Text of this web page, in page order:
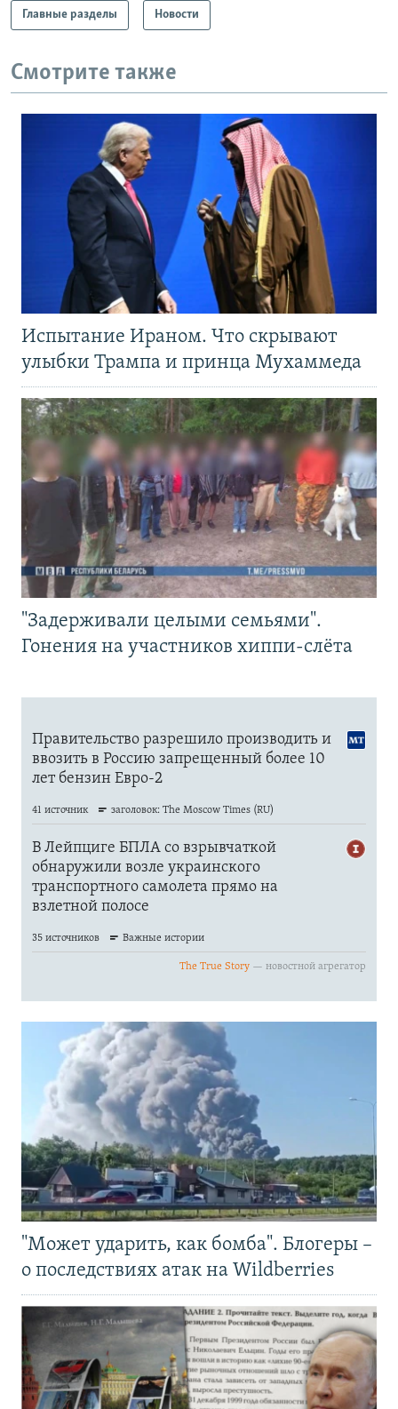
Главные разделы Новости
Смотрите также
Испытание Ираном. Что скрывают
улыбки Трампа и принца Мухаммеда
"Задерживали целыми семьями".
Гонения на участников хиппи-слёта
"Может ударить, как бомба". Блогеры –
о последствиях атак на Wildberries